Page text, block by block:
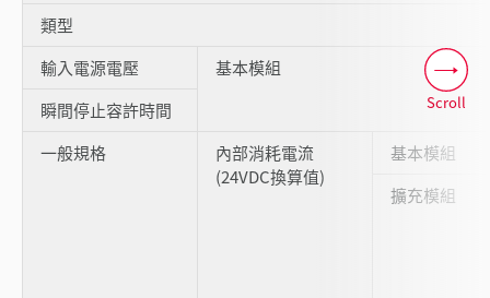
類型
輸入電源電壓
基本模組
瞬間停止容許時間
一般規格
內部消耗電流
(24VDC換算值)
基本模組
擴充模組
Scroll